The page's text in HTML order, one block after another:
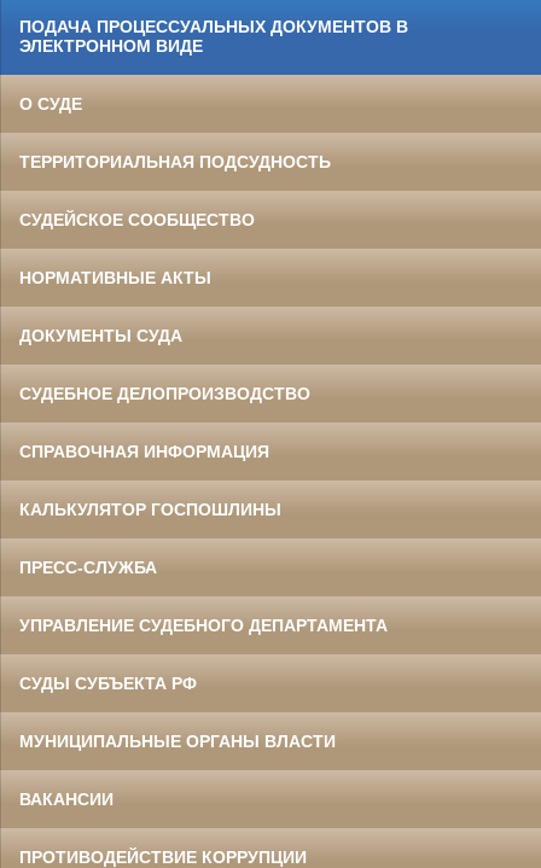
ПОДАЧА ПРОЦЕССУАЛЬНЫХ ДОКУМЕНТОВ В
ЭЛЕКТРОННОМ ВИДЕ
О СУДЕ
ТЕРРИТОРИАЛЬНАЯ ПОДСУДНОСТЬ
СУДЕЙСКОЕ СООБЩЕСТВО
НОРМАТИВНЫЕ АКТЫ
ДОКУМЕНТЫ СУДА
СУДЕБНОЕ ДЕЛОПРОИЗВОДСТВО
СПРАВОЧНАЯ ИНФОРМАЦИЯ
КАЛЬКУЛЯТОР ГОСПОШЛИНЫ
ПРЕСС-СЛУЖБА
УПРАВЛЕНИЕ СУДЕБНОГО ДЕПАРТАМЕНТА
СУДЫ СУБЪЕКТА РФ
МУНИЦИПАЛЬНЫЕ ОРГАНЫ ВЛАСТИ
ВАКАНСИИ
ПРОТИВОДЕЙСТВИЕ КОРРУПЦИИ